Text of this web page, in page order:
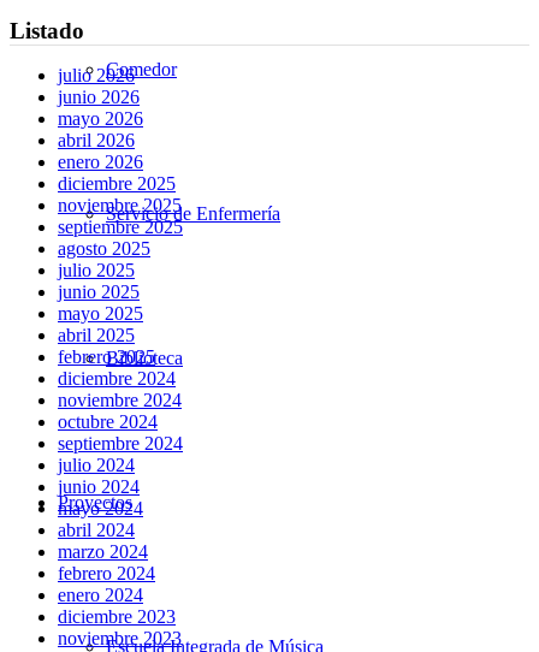
Comedor
Servicio de Enfermería
Biblioteca
Proyectos
Escuela Integrada de Música
Listado
julio 2026
junio 2026
mayo 2026
abril 2026
enero 2026
diciembre 2025
noviembre 2025
septiembre 2025
agosto 2025
julio 2025
junio 2025
mayo 2025
abril 2025
febrero 2025
diciembre 2024
noviembre 2024
octubre 2024
septiembre 2024
julio 2024
junio 2024
mayo 2024
abril 2024
marzo 2024
febrero 2024
enero 2024
diciembre 2023
noviembre 2023